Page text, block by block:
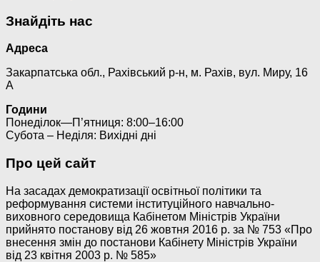
Знайдіть нас
Адреса
Закарпатська обл., Рахівський р-н, м. Рахів, вул. Миру, 16
А
Години
Понеділок—П’ятниця: 8:00–16:00
Субота – Неділя: Вихідні дні
Про цей сайт
На засадах демократизації освітньої політики та
реформування системи інституційного навчально-
виховного середовища Кабінетом Міністрів України
прийнято постанову від 26 жовтня 2016 р. за № 753 «Про
внесення змін до постанови Кабінету Міністрів України
від 23 квітня 2003 р. № 585»